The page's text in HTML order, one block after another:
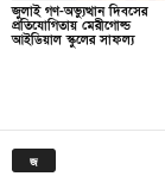
জুলাই গণ-অভ্যুত্থান দিবসের
প্রতিযোগিতায় মেরীগোল্ড
আইডিয়াল স্কুলের সাফল্য
জ